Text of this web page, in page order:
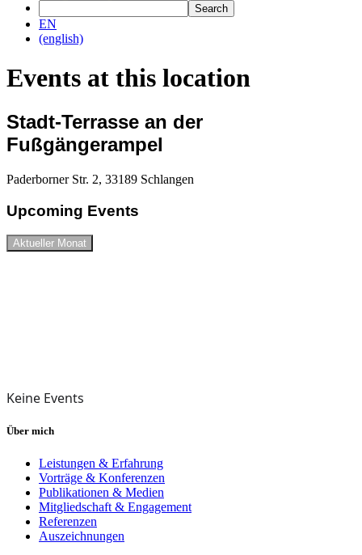
EN
(english)
Events at this location
Stadt-Terrasse an der
Fußgängerampel
Paderborner Str. 2, 33189 Schlangen
Upcoming Events
Aktueller Monat
Keine Events
Über mich
Leistungen & Erfahrung
Vorträge & Konferenzen
Publikationen & Medien
Mitgliedschaft & Engagement
Referenzen
Auszeichnungen